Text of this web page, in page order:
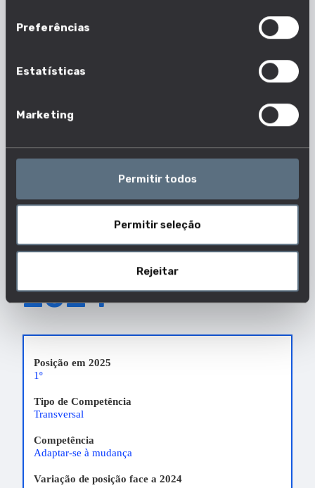
Preferências
Estatísticas
Marketing
Permitir todos
Permitir seleção
Rejeitar
mais pedidas
pelos
empregadores
em 2025 e
variação face a
2024